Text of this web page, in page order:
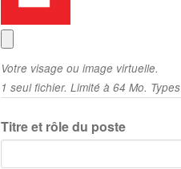
Votre visage ou image virtuelle.
1 seul fichier. Limité à 64 Mo.
Titre et rôle du poste